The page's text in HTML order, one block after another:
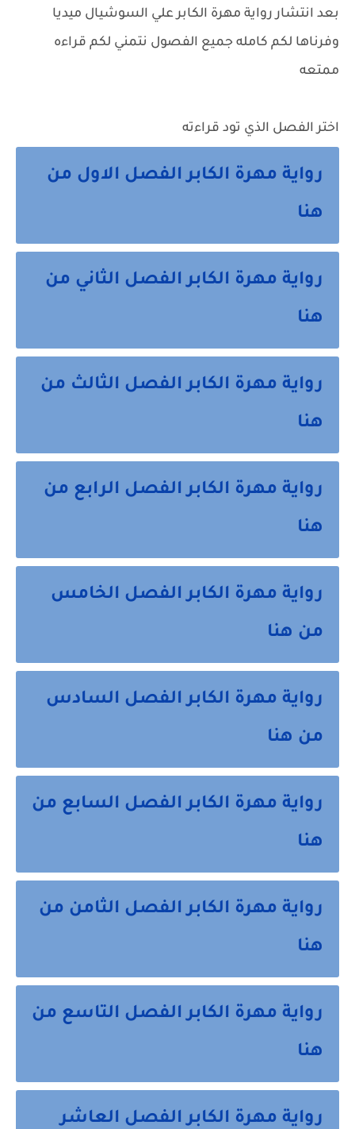
بعد انتشار رواية مهرة الكابر علي السوشيال ميديا
وفرناها لكم كامله جميع الفصول نتمني لكم قراءه
ممتعه
اختر الفصل الذي تود قراءته
رواية مهرة الكابر الفصل الاول من
هنا
رواية مهرة الكابر الفصل الثاني من
هنا
رواية مهرة الكابر الفصل الثالث من
هنا
رواية مهرة الكابر الفصل الرابع من
هنا
رواية مهرة الكابر الفصل الخامس
من هنا
رواية مهرة الكابر الفصل السادس
من هنا
رواية مهرة الكابر الفصل السابع من
هنا
رواية مهرة الكابر الفصل الثامن من
هنا
رواية مهرة الكابر الفصل التاسع من
هنا
رواية مهرة الكابر الفصل العاشر